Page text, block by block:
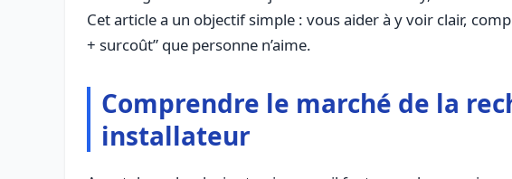
Cet article a un objectif simple : vous aider à y voir clair,
+ surcoût” que personne n’aime.
Comprendre le marché de la
installateur